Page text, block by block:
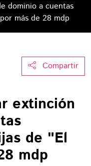
dominio a cuentas
más de 28 mdp
Compartir
extinción
de "El
mdp